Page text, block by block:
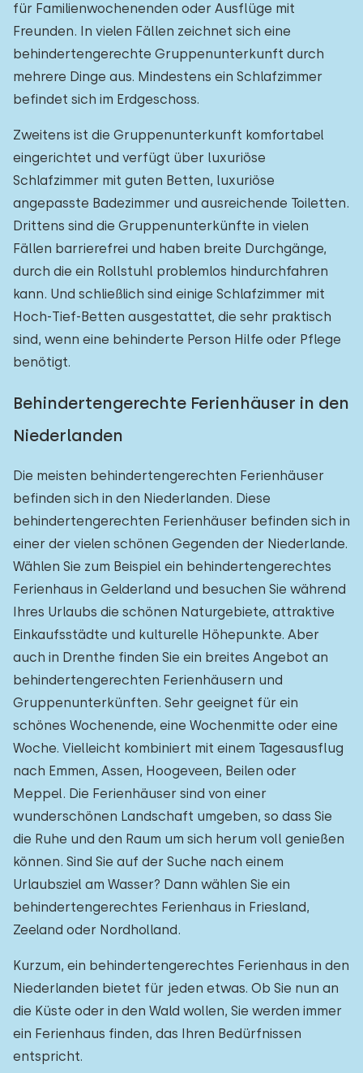
für Familienwochenenden oder Ausflüge mit
Freunden. In vielen Fällen zeichnet sich eine
behindertengerechte Gruppenunterkunft durch
mehrere Dinge aus. Mindestens ein Schlafzimmer
befindet sich im Erdgeschoss.
Zweitens ist die Gruppenunterkunft komfortabel
eingerichtet und verfügt über luxuriöse
Schlafzimmer mit guten Betten, luxuriöse
angepasste Badezimmer und ausreichende Toiletten.
Drittens sind die Gruppenunterkünfte in vielen
Fällen barrierefrei und haben breite Durchgänge,
durch die ein Rollstuhl problemlos hindurchfahren
kann. Und schließlich sind einige Schlafzimmer mit
Hoch-Tief-Betten ausgestattet, die sehr praktisch
sind, wenn eine behinderte Person Hilfe oder Pflege
benötigt.
Behindertengerechte Ferienhäuser in den
Niederlanden
Die meisten behindertengerechten Ferienhäuser
befinden sich in den Niederlanden. Diese
behindertengerechten Ferienhäuser befinden sich in
einer der vielen schönen Gegenden der Niederlande.
Wählen Sie zum Beispiel ein behindertengerechtes
Ferienhaus in Gelderland und besuchen Sie während
Ihres Urlaubs die schönen Naturgebiete, attraktive
Einkaufsstädte und kulturelle Höhepunkte. Aber
auch in Drenthe finden Sie ein breites Angebot an
behindertengerechten Ferienhäusern und
Gruppenunterkünften. Sehr geeignet für ein
schönes Wochenende, eine Wochenmitte oder eine
Woche. Vielleicht kombiniert mit einem Tagesausflug
nach Emmen, Assen, Hoogeveen, Beilen oder
Meppel. Die Ferienhäuser sind von einer
wunderschönen Landschaft umgeben, so dass Sie
die Ruhe und den Raum um sich herum voll genießen
können. Sind Sie auf der Suche nach einem
Urlaubsziel am Wasser? Dann wählen Sie ein
behindertengerechtes Ferienhaus in Friesland,
Zeeland oder Nordholland.
Kurzum, ein behindertengerechtes Ferienhaus in den
Niederlanden bietet für jeden etwas. Ob Sie nun an
die Küste oder in den Wald wollen, Sie werden immer
ein Ferienhaus finden, das Ihren Bedürfnissen
entspricht.